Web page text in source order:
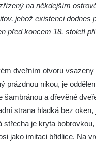
Kristus
Velký
U
Malý
na někdejším
jehož existenci
před koncem 18. století
dveřním otvoru
prázdnou nikou, je
šambránou a dřevěné
strana hladká bez
střecha je kryta
jako imitaci břidlice. Na